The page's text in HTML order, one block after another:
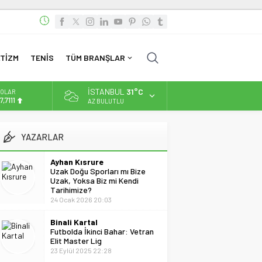
TENİS TÜM BRANŞLAR
55,1881
BİST
İSTANBUL 31°C
AZ BULUTLU
YAZARLAR
Ayhan Kısrure
Uzak Doğu Sporları mı Bize
Uzak, Yoksa Biz mi Kendi
Tarihimize?
24 Ocak 2026 20:03
Binali Kartal
Futbolda İkinci Bahar: Vetran
Elit Master Lig
23 Eylül 2025 22:28